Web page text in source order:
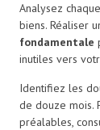
Analysez
biens. Réaliser
fondamentale
inutiles vers
Identifiez les
de douze mois.
préalables,